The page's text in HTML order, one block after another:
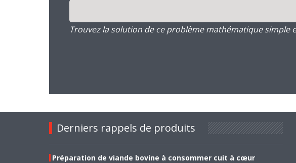
Trouvez la solution de ce problème mathématique simple
Derniers rappels de produits
Préparation de viande bovine à consommer cuit à cœur